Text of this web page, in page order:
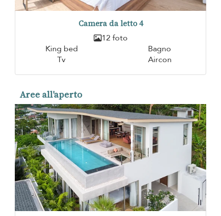
Camera da letto 4
12 foto
King bed
Bagno
Tv
Aircon
Aree all'aperto